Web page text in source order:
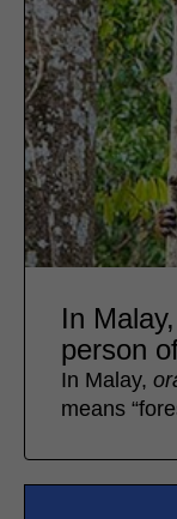
In
person
In Malay,
means